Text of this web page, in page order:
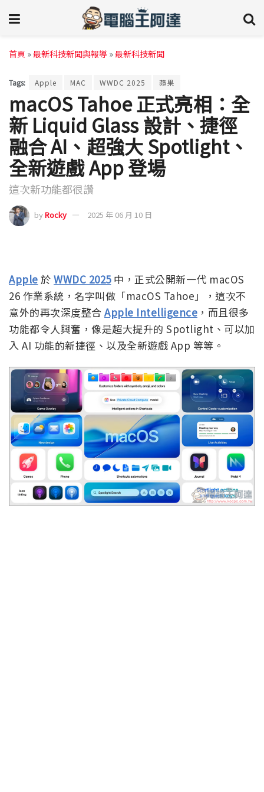
首頁 »最新科技新聞與報導 »最新科技新聞
Tags: Apple MAC WWDC 2025 蘋果
macOS Tahoe 正式亮相：全
新 Liquid Glass 設計、捷徑
融合 AI、超強大 Spotlight、
全新遊戲 App 登場
這次新功能都很讚
byRocky 2025 年 06 月 10 日
Apple 於 WWDC 2025中，正式公開新一代 macOS
26 作業系統，名字叫做「macOS Tahoe」，這次不
意外的再次深度整合Apple Intelligence ，而且很多
功能都令人興奮，像是超大提升的 Spotlight、可以加
入 AI 功能的新捷徑、以及全新遊戲 App 等等。